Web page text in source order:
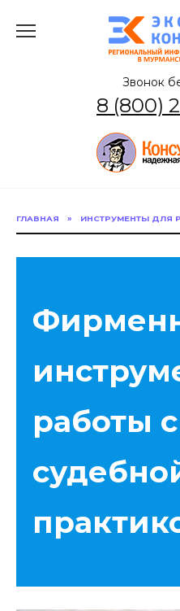
содержанию
Звонок
8 (800)
ГЛАВНАЯ » ИНСТРУМЕНТЫ ДЛЯ
работы с